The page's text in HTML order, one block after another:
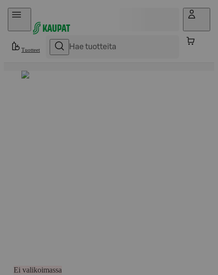
Hyppää sisältöön
Tuotteet
Ei valikoimassa